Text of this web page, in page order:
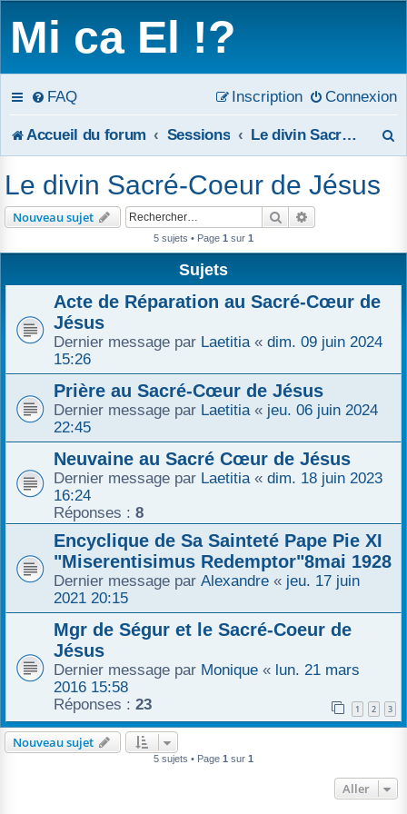
Mi ca El !?
FAQ Connexion
Inscription
Accueil du forum Sessions Le divin Sacré-Coeur de Jésus
Le divin Sacré-Coeur de Jésus
Nouveau sujet Rechercher
5 sujets • Page 1 sur 1
Sujets
Acte de Réparation au Sacré-Cœur de
Jésus
Dernier message par Laetitia « dim. 09 juin 2024
15:26
Prière au Sacré-Cœur de Jésus
Dernier message par Laetitia « jeu. 06 juin 2024
22:45
Neuvaine au Sacré Cœur de Jésus
Dernier message par Laetitia « dim. 18 juin 2023
16:24
Réponses : 8
Encyclique de Sa Sainteté Pape Pie XI
"Miserentisimus Redemptor"8mai 1928
Dernier message par Alexandre « jeu. 17 juin
2021 20:15
Mgr de Ségur et le Sacré-Coeur de
Jésus
Dernier message par Monique « lun. 21 mars
2016 15:58
Réponses : 23 1 2 3
Nouveau sujet
5 sujets • Page 1 sur 1
Aller